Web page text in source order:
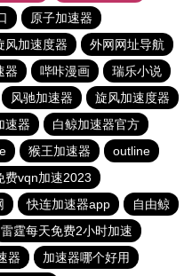
原子加速器
风加速度器
外网网址导航
器 哔咔漫画
瑞乐小说
风驰加速器
旋风加速度器
速器
白鲸加速器官方
猴王加速器
outline
费vqn加速2023
快连加速器app
自由鲸
雷霆每天免费2小时加速
器
加速器哪个好用